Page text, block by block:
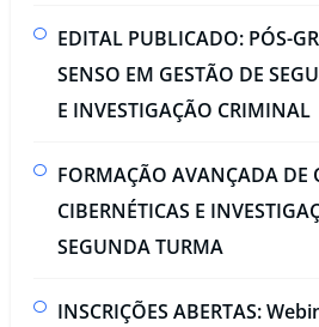
EDITAL PUBLICADO: PÓS-
SENSO EM GESTÃO DE
E INVESTIGAÇÃO CRIMINAL​
FORMAÇÃO AVANÇADA DE
CIBERNÉTICAS E
SEGUNDA TURMA​
INSCRIÇÕES ABERTAS: